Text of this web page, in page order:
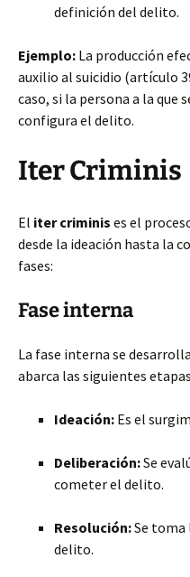
definición del delito.
Ejemplo: La producción
auxilio al suicidio (artículo
caso, si la persona a la que
configura el delito.
Iter Criminis
El iter criminis es el
desde la ideación hasta la
fases:
Fase interna
La fase interna se
abarca las siguientes
Ideación: Es el
Deliberación:Se
cometer el delito.
Resolución:Se toma
delito.